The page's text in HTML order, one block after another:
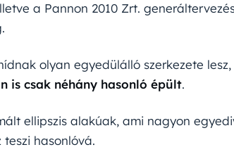
a Pannon 2010 Zrt.
olyan egyedülálló szerkezete
is csak néhány hasonló épült.
ellipszis alakúak, ami nagyon
teszi hasonlóvá.